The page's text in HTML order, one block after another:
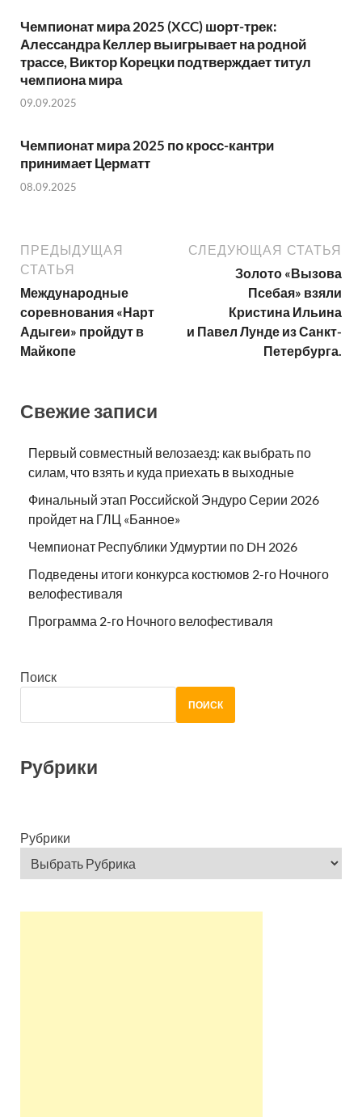
Чемпионат мира 2025 (XCC) шорт-трек:
Алессандра Келлер выигрывает на родной
трассе, Виктор Корецки подтверждает титул
чемпиона мира
09.09.2025
Чемпионат мира 2025 по кросс-кантри
принимает Церматт
08.09.2025
ПРЕДЫДУЩАЯ
СТАТЬЯ
Международные
соревнования «Нарт
Адыгеи» пройдут в
Майкопе
СЛЕДУЮЩАЯ СТАТЬЯ
Золото «Вызова
Псебая» взяли
Кристина Ильина
и Павел Лунде из Санкт-
Петербурга.
Свежие записи
Первый совместный велозаезд: как выбрать по
силам, что взять и куда приехать в выходные
Финальный этап Российской Эндуро Серии 2026
пройдет на ГЛЦ «Банное»
Чемпионат Республики Удмуртии по DH 2026
Подведены итоги конкурса костюмов 2-го Ночного
велофестиваля
Программа 2-го Ночного велофестиваля
Поиск
ПОИСК
Рубрики
Рубрики